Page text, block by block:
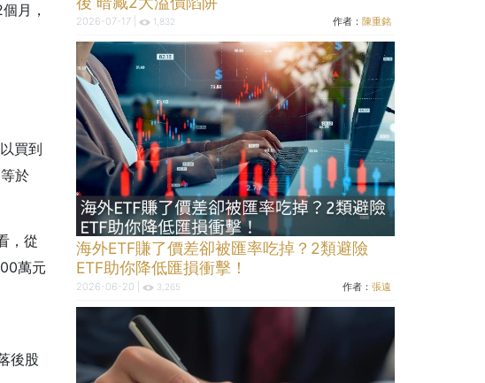
月，
買到
於
，從
萬元
後股
2026-07-17 | 1,832 作者：陳重銘
海外ETF賺了價差卻被匯率吃掉？2類避險
ETF助你降低匯損衝擊！
2026-06-20 | 3,265 作者：張遠